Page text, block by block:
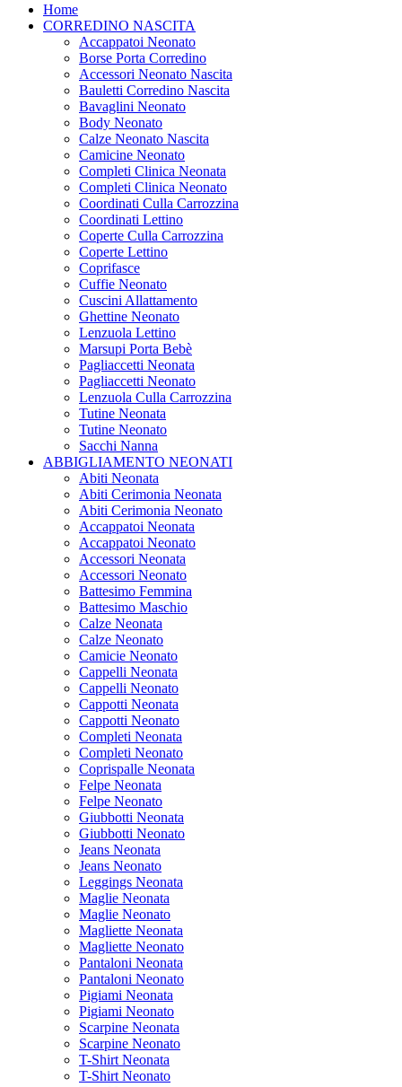
Home
CORREDINO NASCITA
Accappatoi Neonato
Borse Porta Corredino
Accessori Neonato Nascita
Bauletti Corredino Nascita
Bavaglini Neonato
Body Neonato
Calze Neonato Nascita
Camicine Neonato
Completi Clinica Neonata
Completi Clinica Neonato
Coordinati Culla Carrozzina
Coordinati Lettino
Coperte Culla Carrozzina
Coperte Lettino
Coprifasce
Cuffie Neonato
Cuscini Allattamento
Ghettine Neonato
Lenzuola Lettino
Marsupi Porta Bebè
Pagliaccetti Neonata
Pagliaccetti Neonato
Lenzuola Culla Carrozzina
Tutine Neonata
Tutine Neonato
Sacchi Nanna
ABBIGLIAMENTO NEONATI
Abiti Neonata
Abiti Cerimonia Neonata
Abiti Cerimonia Neonato
Accappatoi Neonata
Accappatoi Neonato
Accessori Neonata
Accessori Neonato
Battesimo Femmina
Battesimo Maschio
Calze Neonata
Calze Neonato
Camicie Neonato
Cappelli Neonata
Cappelli Neonato
Cappotti Neonata
Cappotti Neonato
Completi Neonata
Completi Neonato
Coprispalle Neonata
Felpe Neonata
Felpe Neonato
Giubbotti Neonata
Giubbotti Neonato
Jeans Neonata
Jeans Neonato
Leggings Neonata
Maglie Neonata
Maglie Neonato
Magliette Neonata
Magliette Neonato
Pantaloni Neonata
Pantaloni Neonato
Pigiami Neonata
Pigiami Neonato
Scarpine Neonata
Scarpine Neonato
T-Shirt Neonata
T-Shirt Neonato